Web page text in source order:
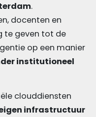
.
docenten en
te geven tot de
op een manier
institutioneel
clouddiensten
infrastructuur